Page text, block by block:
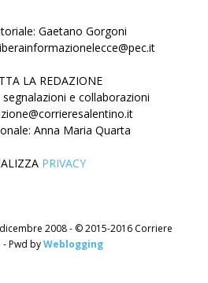
Gaetano Gorgoni
LA REDAZIONE
e collaborazioni
Anna Maria Quarta
PRIVACY
2008 - © 2015-2016 Corriere
- Pwd byWeblogging